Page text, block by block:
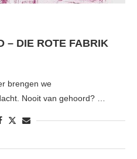
– DIE ROTE FABRIK
brengen we
Nooit van gehoord? …